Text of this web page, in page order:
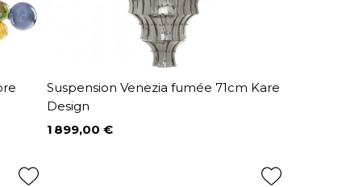
Suspension Venezia fumée 71cm Kare
Design
Prix
1 899,00 €